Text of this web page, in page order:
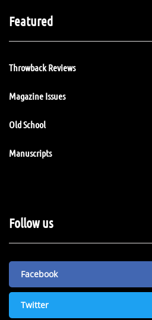
Featured
Throwback Reviews
Magazine Issues
Old School
Manuscripts
Follow us
Facebook
Twitter